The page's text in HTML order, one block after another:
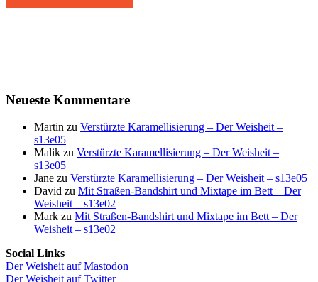
Neueste Kommentare
Martin zu Verstürzte Karamellisierung – Der Weisheit –
s13e05
Malik zu Verstürzte Karamellisierung – Der Weisheit –
s13e05
Jane zu Verstürzte Karamellisierung – Der Weisheit – s13e05
David zu Mit Straßen-Bandshirt und Mixtape im Bett – Der
Weisheit – s13e02
Mark zu Mit Straßen-Bandshirt und Mixtape im Bett – Der
Weisheit – s13e02
Social Links
Der Weisheit auf Mastodon
Der Weisheit auf Twitter